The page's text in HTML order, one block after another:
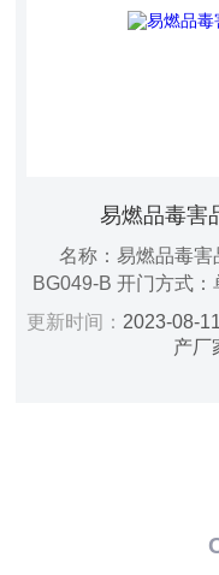
易燃品毒害
名称：易燃品毒害
BG049-B 开门方式：
双锁配置 层板：3块
寸：
更新时间： 2023-08-11
产厂